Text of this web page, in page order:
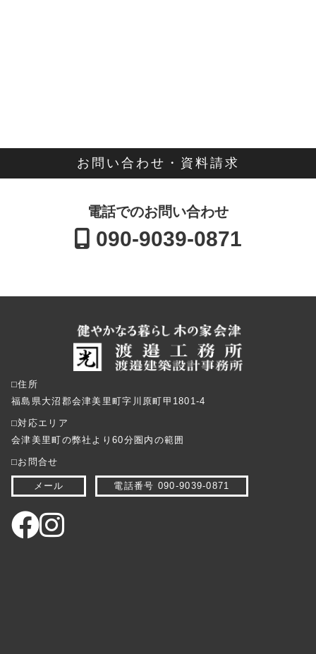
お問い合わせ・資料請求
電話でのお問い合わせ
090-9039-0871
⬜︎住所
福島県大沼郡会津美里町字川原町甲1801-4
⬜︎対応エリア
会津美里町の弊社より60分圏内の範囲
⬜︎お問合せ
メール 電話番号 090-9039-0871